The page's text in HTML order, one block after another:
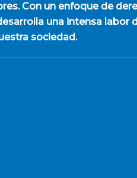
Con un enfoque de
una intensa
sociedad.